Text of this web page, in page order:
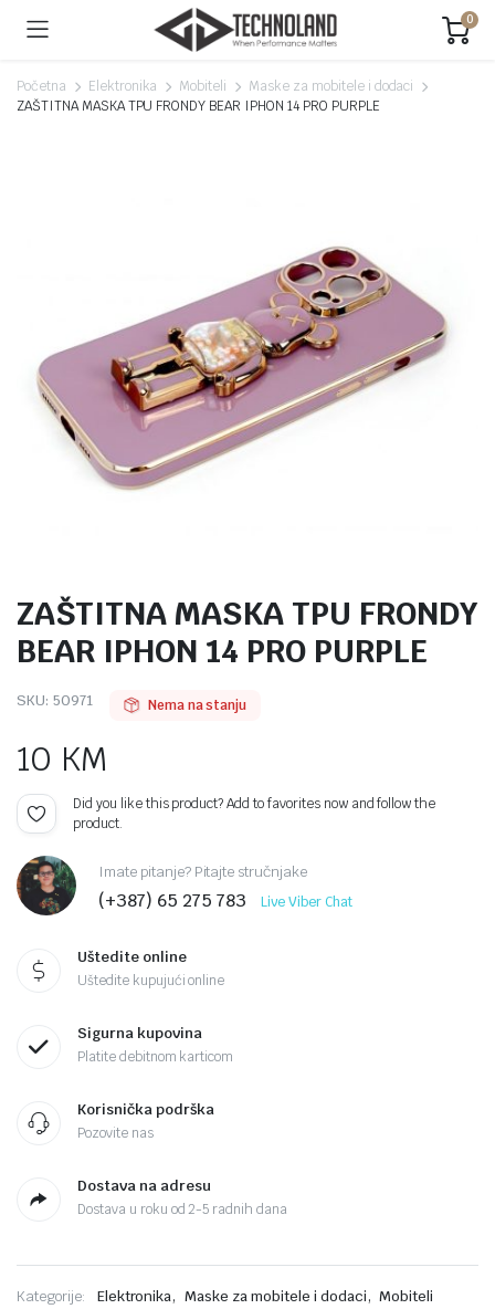
0
Početna Elektronika Mobiteli
Maske za mobitele i dodaci
ZAŠTITNA MASKA TPU FRONDY BEAR IPHON 14 PRO PURPLE
ZAŠTITNA MASKA TPU FRONDY
BEAR IPHON 14 PRO PURPLE
SKU: 50971 Nema na stanju
10 KM
Did you like this product? Add to favorites now and follow the
product.
Imate pitanje? Pitajte stručnjake
(+387) 65 275 783 Live Viber Chat
Uštedite online
Uštedite kupujući online
Sigurna kupovina
Platite debitnom karticom
Korisnička podrška
Pozovite nas
Dostava na adresu
Dostava u roku od 2-5 radnih dana
Kategorije: Elektronika, Maske za mobitele i dodaci, Mobiteli